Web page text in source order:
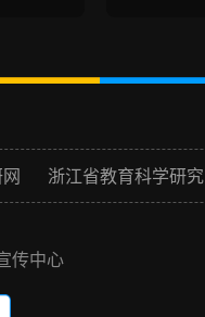
浙江省教育科学研究
传中心